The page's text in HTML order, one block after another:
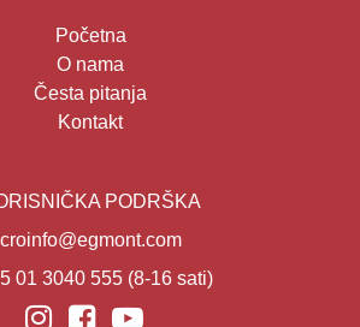
Početna
O nama
Česta pitanja
Kontakt
PODRŠKA
croinfo@egmont.com
01 3040 555 (8-16 sati)